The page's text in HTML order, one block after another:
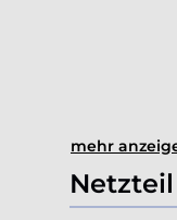
mehr
Netzteil